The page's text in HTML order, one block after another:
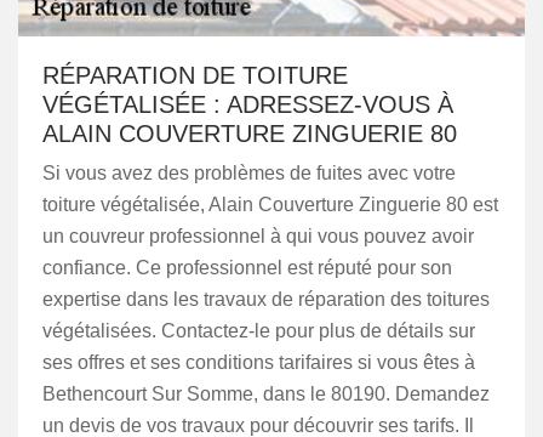
RÉPARATION DE TOITURE
VÉGÉTALISÉE : ADRESSEZ-VOUS À
ALAIN COUVERTURE ZINGUERIE 80
Si vous avez des problèmes de fuites avec votre
toiture végétalisée, Alain Couverture Zinguerie 80 est
un couvreur professionnel à qui vous pouvez avoir
confiance. Ce professionnel est réputé pour son
expertise dans les travaux de réparation des toitures
végétalisées. Contactez-le pour plus de détails sur
ses offres et ses conditions tarifaires si vous êtes à
Bethencourt Sur Somme, dans le 80190. Demandez
un devis de vos travaux pour découvrir ses tarifs. Il